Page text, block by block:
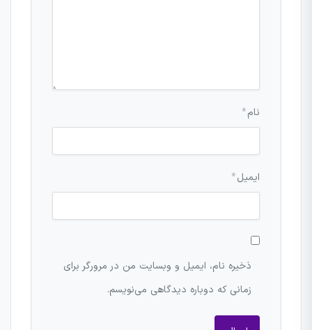
نام*
ایمیل*
ذخیره نام، ایمیل و وبسایت من در مرورگر برای
زمانی که دوباره دیدگاهی می‌نویسم.